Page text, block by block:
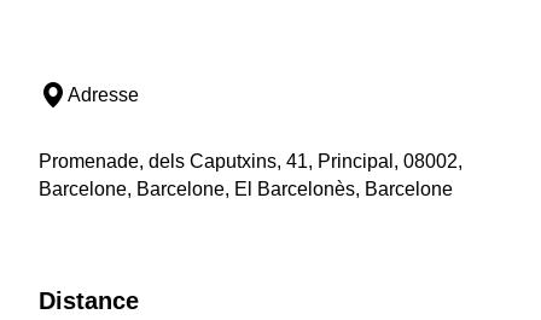
Adresse
Promenade, dels Caputxins, 41, Principal, 08002,
Barcelone, Barcelone, El Barcelonès, Barcelone
Distance